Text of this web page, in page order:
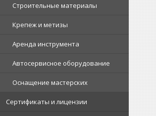
Строительные материалы
Крепеж и метизы
Аренда инструмента
Автосервисное оборудование
Оснащение мастерских
Сертификаты и лицензии